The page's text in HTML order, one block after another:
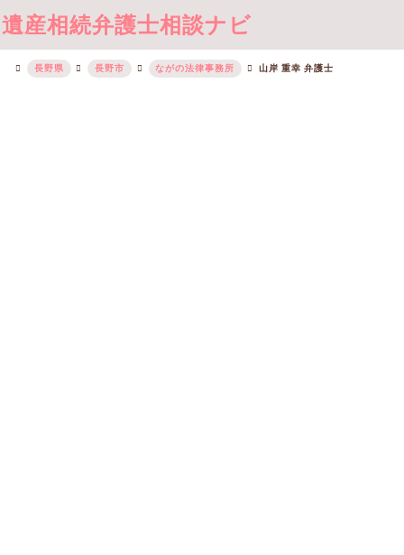
遺産相続弁護士相談ナビ
長野県 長野市 ながの法律事務所 山岸 重幸 弁護士